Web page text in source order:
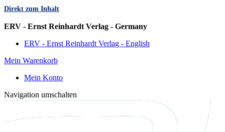
Direkt zum Inhalt
ERV - Ernst Reinhardt Verlag - Germany
ERV - Ernst Reinhardt Verlag - English
Mein Warenkorb
Mein Konto
Navigation umschalten